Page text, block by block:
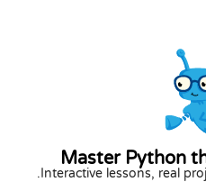
Master Python
Interactive lessons, real